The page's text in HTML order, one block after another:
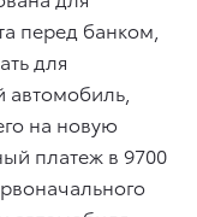
перед банком,
для
автомобиль,
на новую
платеж в 9700